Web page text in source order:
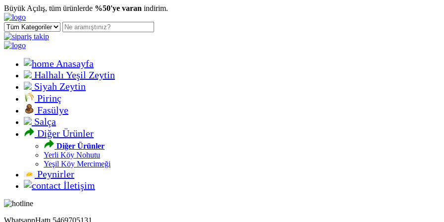
Büyük Açılış, tüm ürünlerde %50'ye varan indirim.
Anasayfa
Halhalı Yeşil Zeytin
Siyah Zeytin
Pirinç
Fasülye
Salça
Diğer Ürünler
Diğer Ürünler
Yerli Köy Nohutu
Yeşil Köy Mercimeği
Peynirler
İletişim